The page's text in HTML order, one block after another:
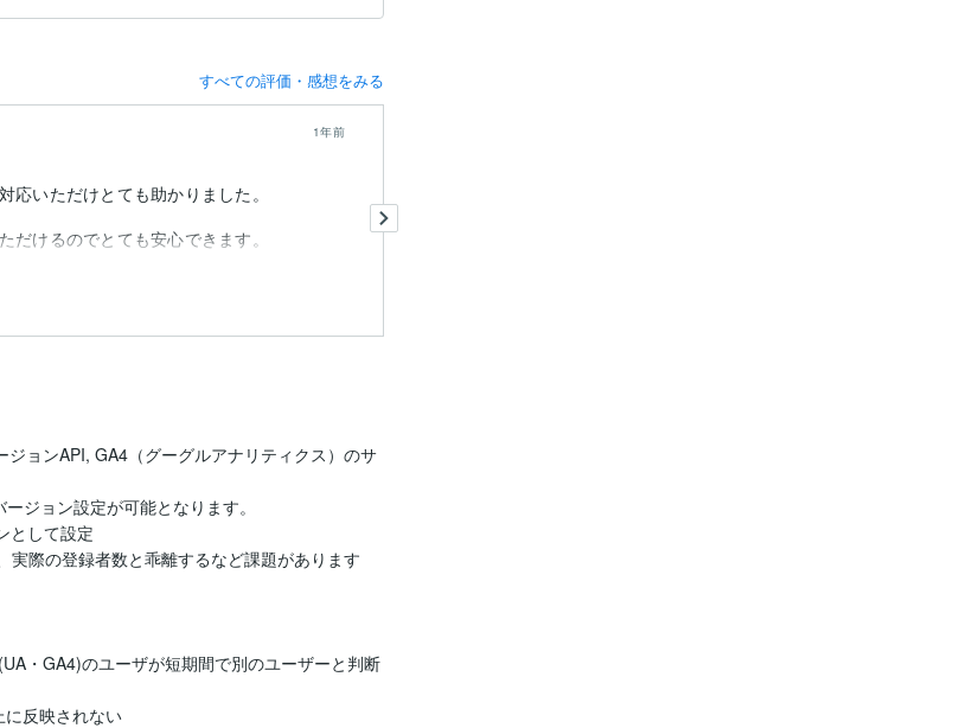
すべての評価・感想をみる
1年前
いただけとても助かりました。
だけるのでとても安心できます。
ョンAPI, GA4（グーグルアナリティクス）のサ
ジョン設定が可能となります。
として設定
・GA4)のユーザが短期間で別のユーザーと判断
に反映されない